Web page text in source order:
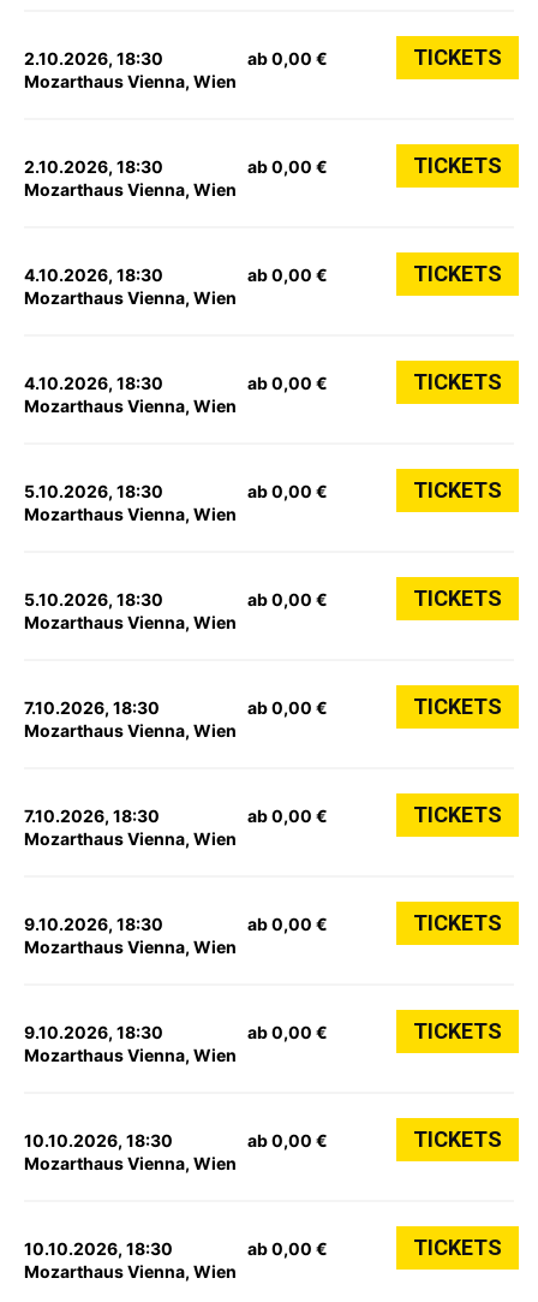
2.10.2026, 18:30
Mozarthaus Vienna, Wien
ab 0,00 € TICKETS
2.10.2026, 18:30
Mozarthaus Vienna, Wien
ab 0,00 € TICKETS
4.10.2026, 18:30
Mozarthaus Vienna, Wien
ab 0,00 € TICKETS
4.10.2026, 18:30
Mozarthaus Vienna, Wien
ab 0,00 € TICKETS
5.10.2026, 18:30
Mozarthaus Vienna, Wien
ab 0,00 € TICKETS
5.10.2026, 18:30
Mozarthaus Vienna, Wien
ab 0,00 € TICKETS
7.10.2026, 18:30
Mozarthaus Vienna, Wien
ab 0,00 € TICKETS
7.10.2026, 18:30
Mozarthaus Vienna, Wien
ab 0,00 € TICKETS
9.10.2026, 18:30
Mozarthaus Vienna, Wien
ab 0,00 € TICKETS
9.10.2026, 18:30
Mozarthaus Vienna, Wien
ab 0,00 € TICKETS
10.10.2026, 18:30
Mozarthaus Vienna, Wien
ab 0,00 € TICKETS
10.10.2026, 18:30
Mozarthaus Vienna, Wien
ab 0,00 € TICKETS